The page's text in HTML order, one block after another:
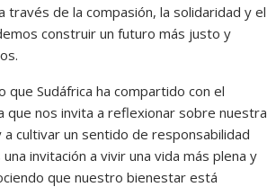
través de la compasión, la solidaridad y el
construir un futuro más justo y
que Sudáfrica ha compartido con el
que nos invita a reflexionar sobre nuestra
a cultivar un sentido de responsabilidad
invitación a vivir una vida más plena y
que nuestro bienestar está